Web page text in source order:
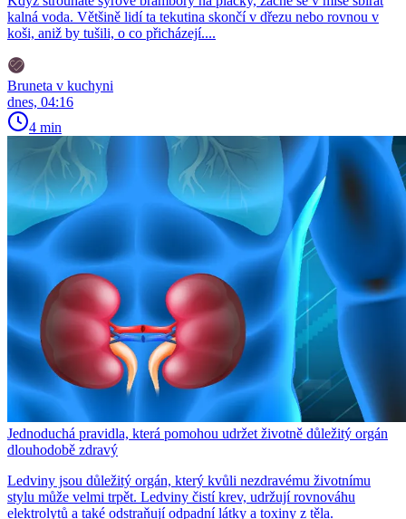
kalná voda. Většině lidí ta tekutina skončí v dřezu nebo rovnou v
koši, aniž by tušili, o co přicházejí....
Bruneta v kuchyni
dnes, 04:16
4 min
Jednoduchá pravidla, která pomohou udržet životně důležitý orgán
dlouhodobě zdravý
Ledviny jsou důležitý orgán, který kvůli nezdravému životnímu
stylu může velmi trpět. Ledviny čistí krev, udržují rovnováhu
elektrolytů a také odstraňují odpadní látky a toxiny z těla.